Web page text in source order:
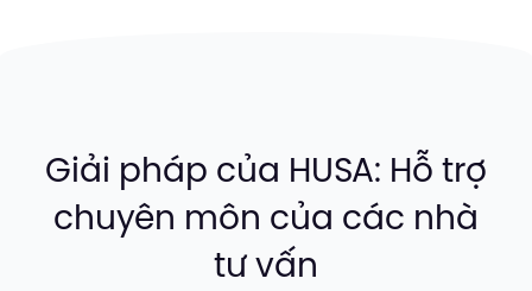
Giải pháp của HUSA: Hỗ trợ
chuyên môn của các nhà
tư vấn